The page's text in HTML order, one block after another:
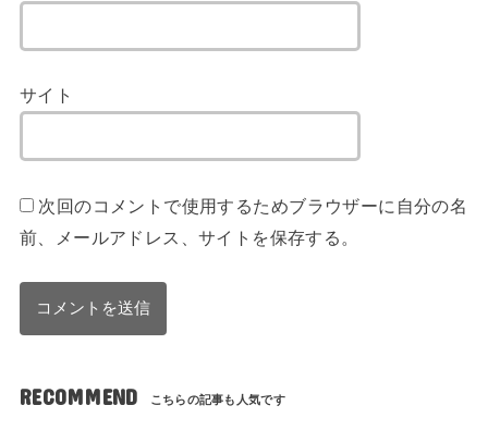
サイト
次回のコメントで使用するためブラウザーに自分の名
前、メールアドレス、サイトを保存する。
RECOMMEND